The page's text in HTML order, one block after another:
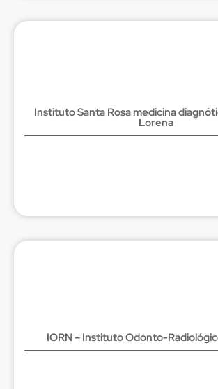
Instituto Santa Rosa medicina
Lorena
IORN – Instituto Odonto-